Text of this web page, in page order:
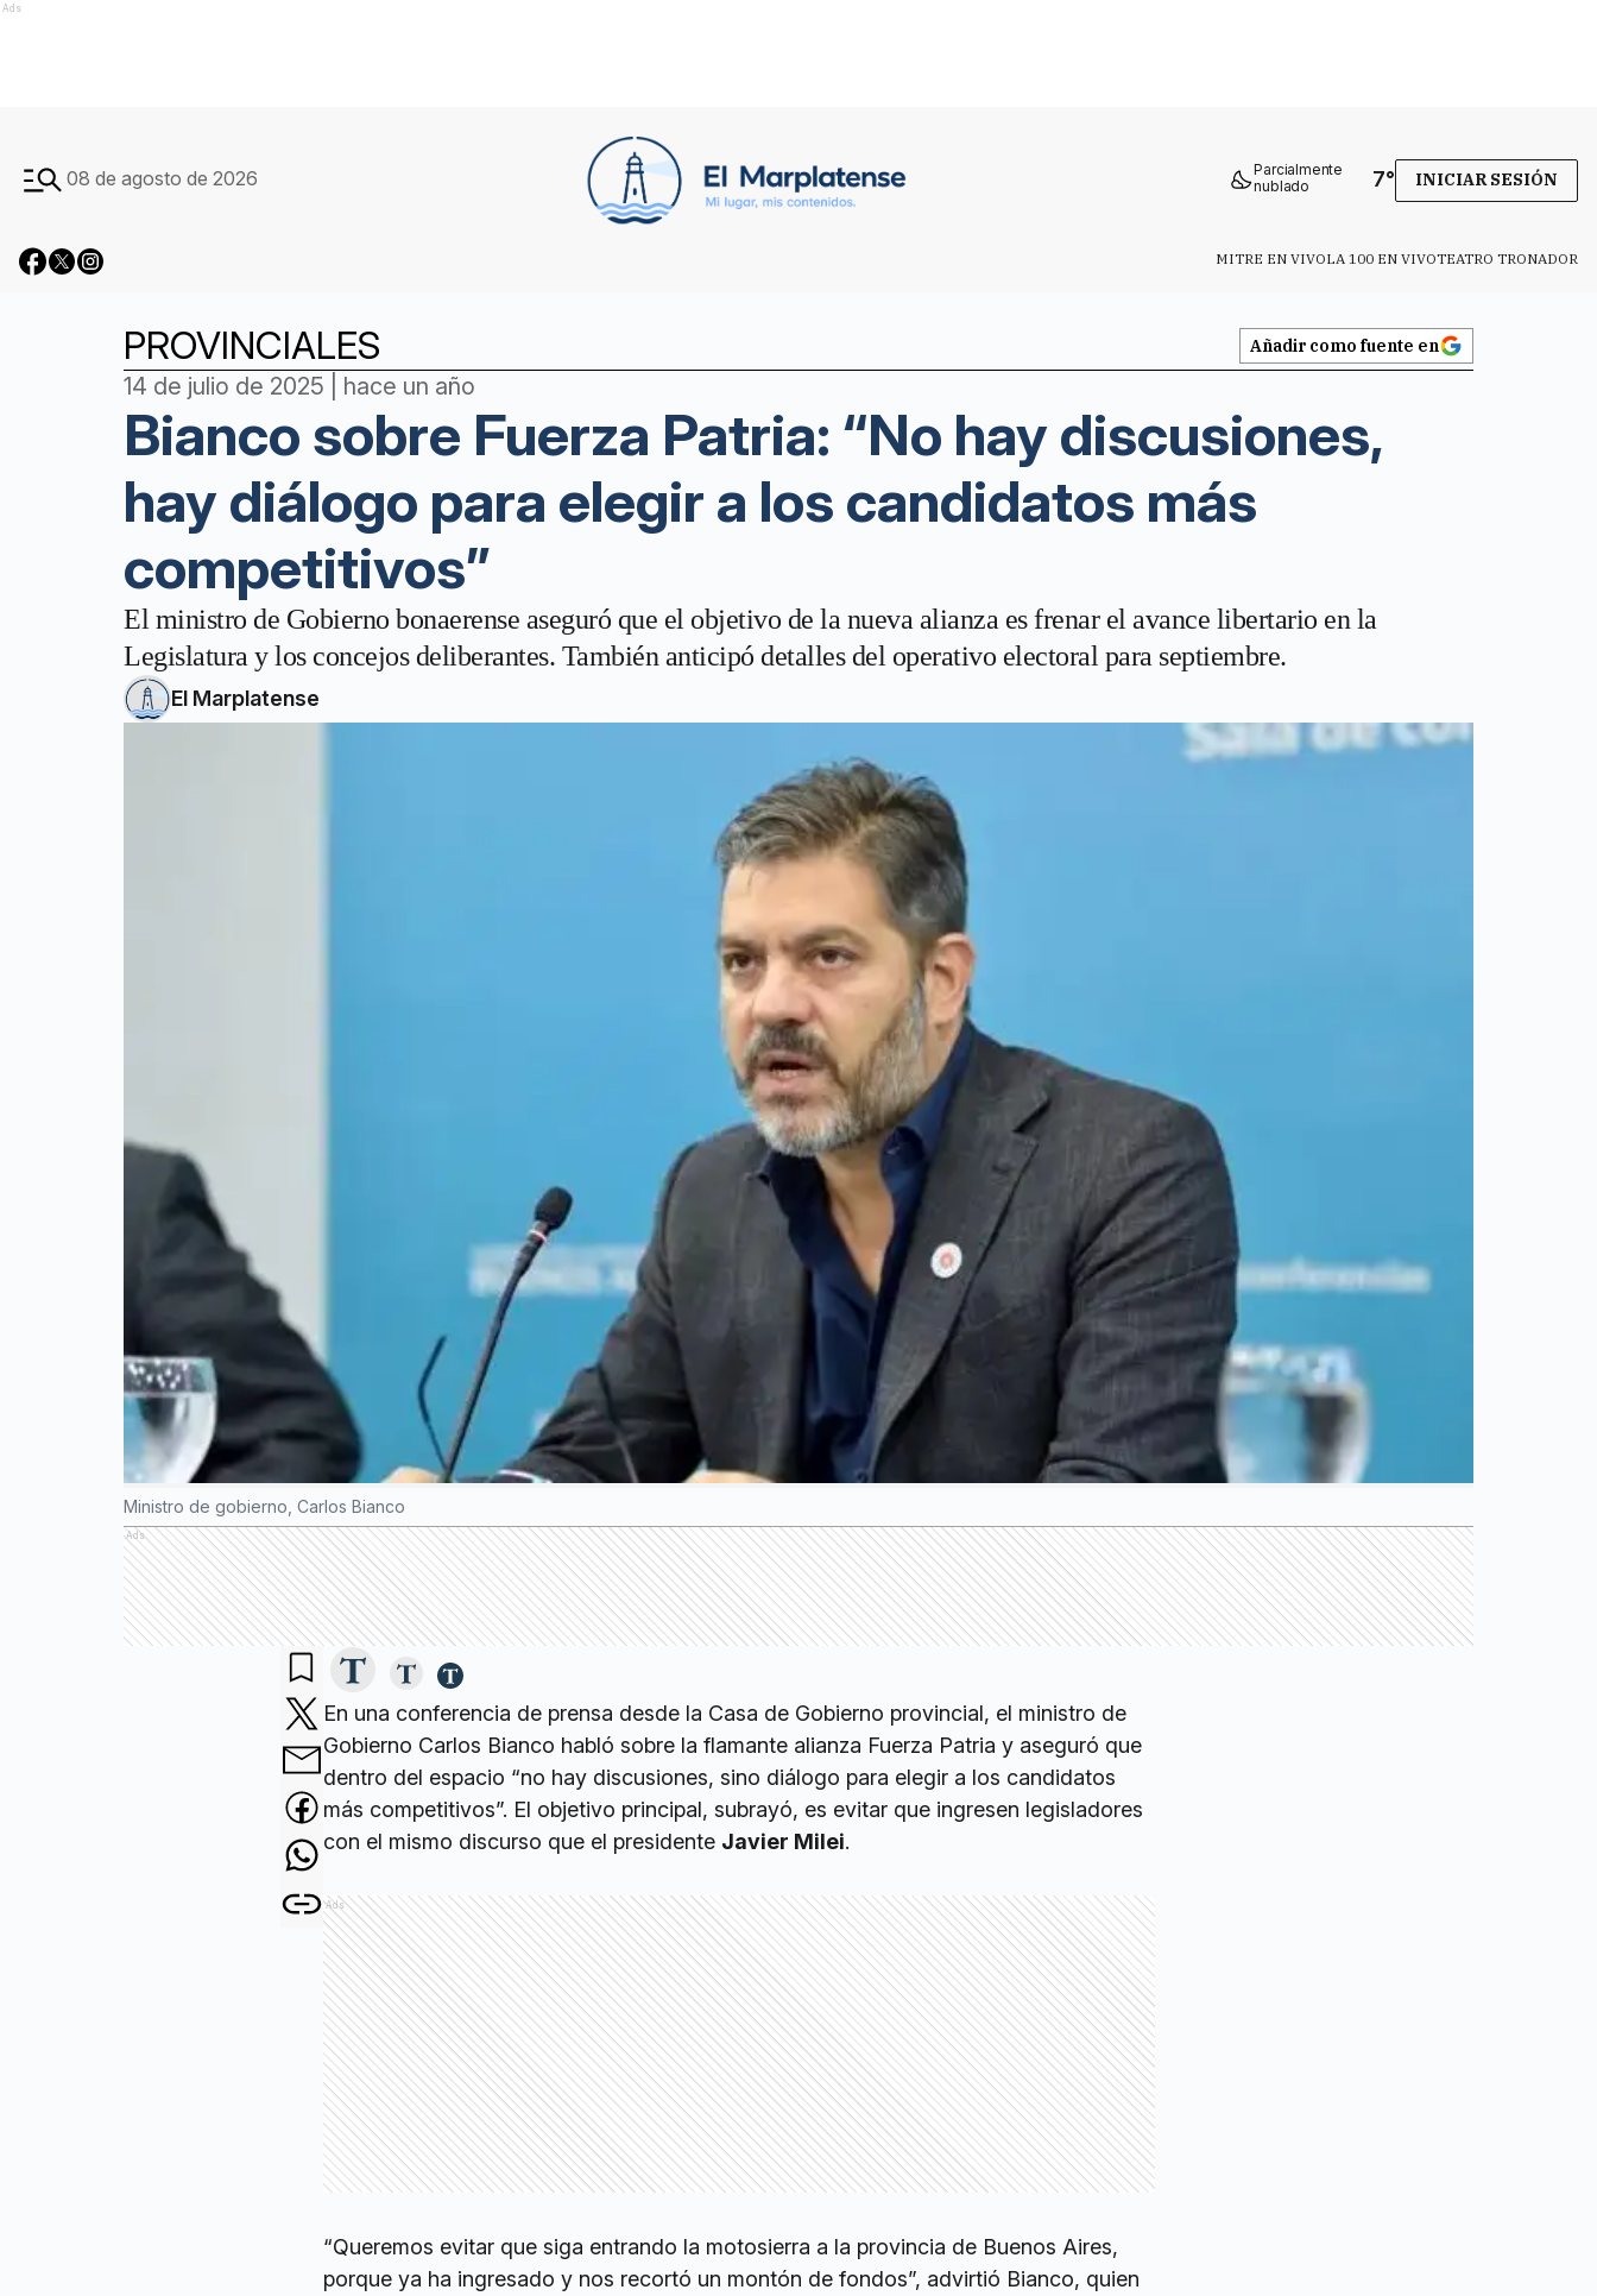
Ads
08 de agosto de 2026
Parcialmente
nublado
7° INICIAR SESIÓN
MITRE EN VIVOLA 100 EN VIVOTEATRO TRONADOR
PROVINCIALES Añadir como fuente en
14 de julio de 2025 | hace un año
Bianco sobre Fuerza Patria: “No hay discusiones,
hay diálogo para elegir a los candidatos más
competitivos”
El ministro de Gobierno bonaerense aseguró que el objetivo de la nueva alianza es frenar el avance libertario en la
Legislatura y los concejos deliberantes. También anticipó detalles del operativo electoral para septiembre.
El Marplatense
Ministro de gobierno, Carlos Bianco
Ads
En una conferencia de prensa desde la Casa de Gobierno provincial, el ministro de
Gobierno Carlos Bianco habló sobre la flamante alianza Fuerza Patria y aseguró que
dentro del espacio “no hay discusiones, sino diálogo para elegir a los candidatos
más competitivos”. El objetivo principal, subrayó, es evitar que ingresen legisladores
con el mismo discurso que el presidente Javier Milei.
Ads
“Queremos evitar que siga entrando la motosierra a la provincia de Buenos Aires,
porque ya ha ingresado y nos recortó un montón de fondos”, advirtió Bianco, quien